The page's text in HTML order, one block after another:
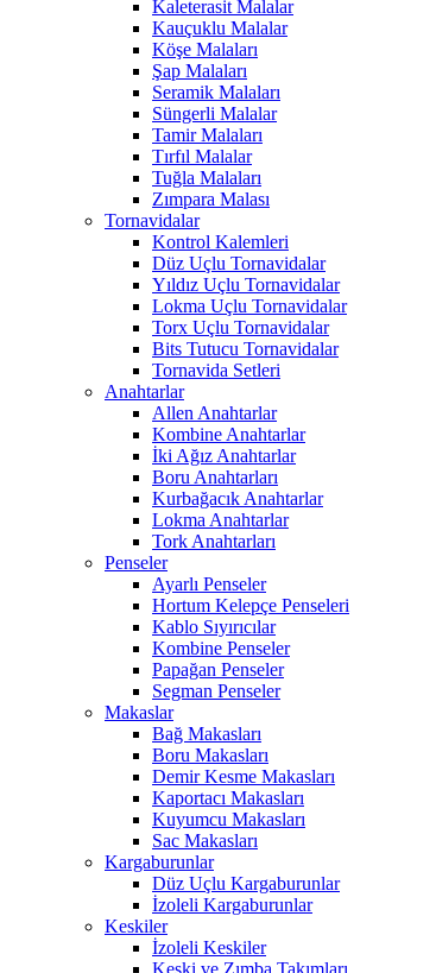
Kaleterasit Malalar
Kauçuklu Malalar
Köşe Malaları
Şap Malaları
Seramik Malaları
Süngerli Malalar
Tamir Malaları
Tırfıl Malalar
Tuğla Malaları
Zımpara Malası
Tornavidalar
Kontrol Kalemleri
Düz Uçlu Tornavidalar
Yıldız Uçlu Tornavidalar
Lokma Uçlu Tornavidalar
Torx Uçlu Tornavidalar
Bits Tutucu Tornavidalar
Tornavida Setleri
Anahtarlar
Allen Anahtarlar
Kombine Anahtarlar
İki Ağız Anahtarlar
Boru Anahtarları
Kurbağacık Anahtarlar
Lokma Anahtarlar
Tork Anahtarları
Penseler
Ayarlı Penseler
Hortum Kelepçe Penseleri
Kablo Sıyırıcılar
Kombine Penseler
Papağan Penseler
Segman Penseler
Makaslar
Bağ Makasları
Boru Makasları
Demir Kesme Makasları
Kaportacı Makasları
Kuyumcu Makasları
Sac Makasları
Kargaburunlar
Düz Uçlu Kargaburunlar
İzoleli Kargaburunlar
Keskiler
İzoleli Keskiler
Keski ve Zımba Takımları